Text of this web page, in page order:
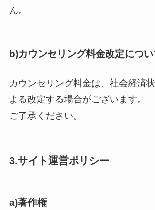
ん。
b)カウンセリング料金改定につい
カウンセリング料金は、社会経済
よる改定する場合がございます。
ご了承ください。
3.サイト運営ポリシー
a)著作権